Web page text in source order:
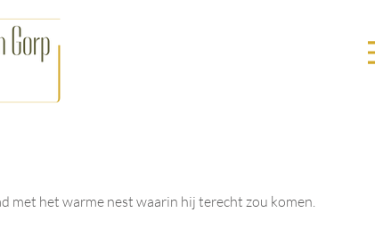
met het warme nest waarin hij terecht zou komen.